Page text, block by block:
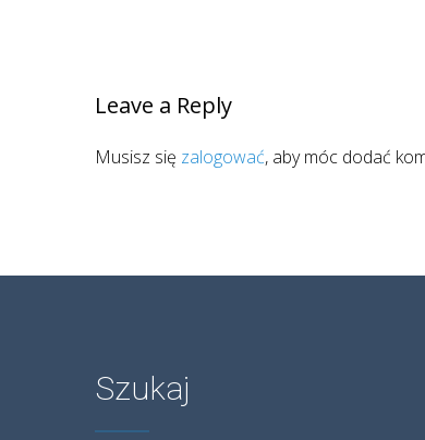
Leave a Reply
Musisz się zalogować, aby móc dodać
Szukaj